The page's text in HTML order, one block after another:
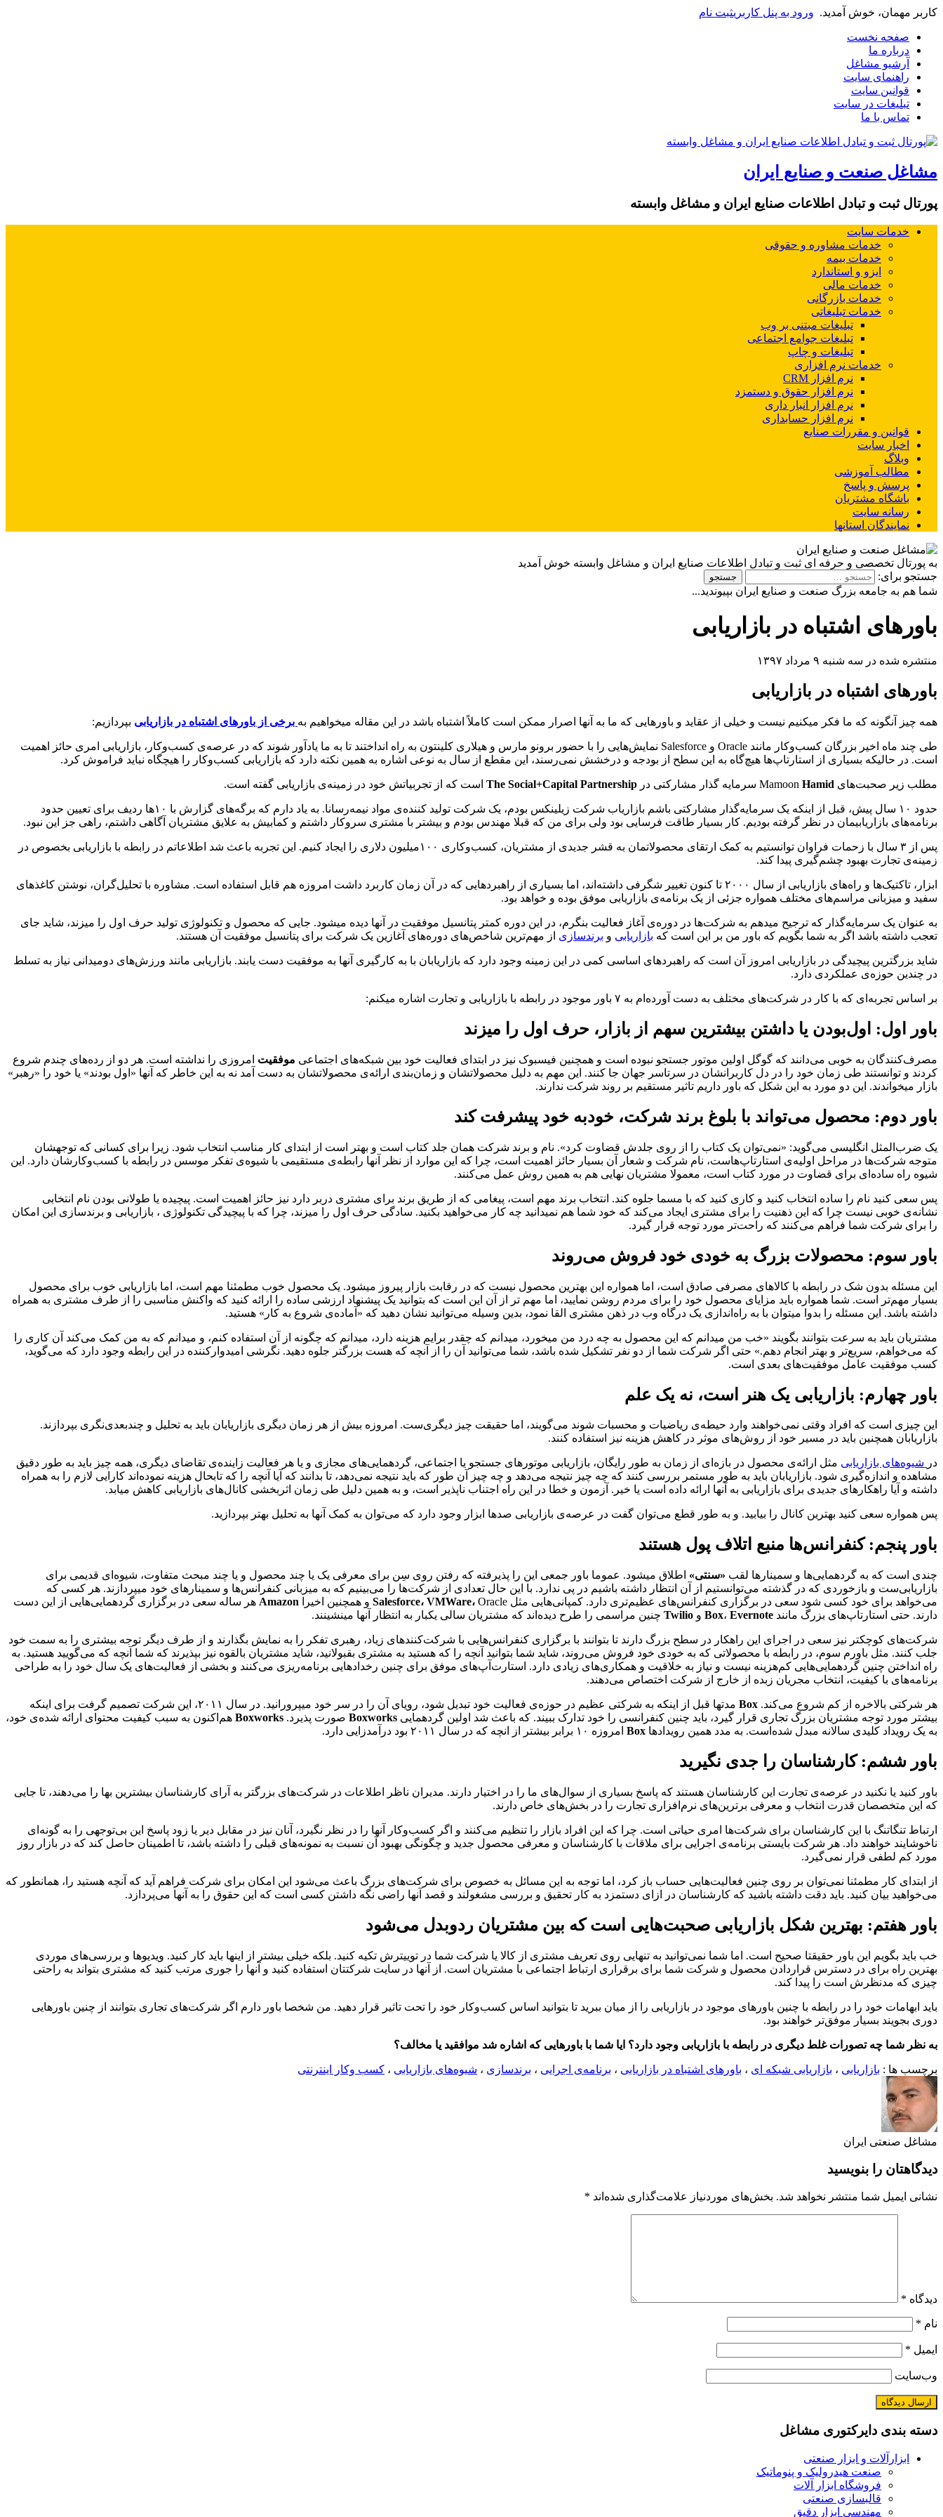
کاربر مهمان، خوش آمدید. ورود به پنل کاربریثبت نام
صفحه نخست
درباره ما
آرشیو مشاغل
راهنمای سایت
قوانین سایت
تبلیغات در سایت
تماس با ما
مشاغل صنعت و صنایع ایران
پورتال ثبت و تبادل اطلاعات صنایع ایران و مشاغل وابسته
خدمات سایت
خدمات مشاوره و حقوقی
خدمات بیمه
ایزو و استاندارد
خدمات مالی
خدمات بازرگانی
خدمات تبلیغاتی
تبلیغات مبتنی بر وب
تبلیغات جوامع اجتماعی
تبلیغات و چاپ
خدمات نرم افزاری
نرم افزار CRM
نرم افزار حقوق و دستمزد
نرم افزار انبار داری
نرم افزار حسابداری
قوانین و مقررات صنایع
اخبار سایت
وبلاگ
مطالب آموزشی
پرسش و پاسخ
باشگاه مشتریان
رسانه سایت
نمایندگان استانها
به پورتال تخصصی و حرفه ای ثبت و تبادل اطلاعات صنایع ایران و مشاغل وابسته خوش آمدید
جستجو برای:
شما هم به جامعه بزرگ صنعت و صنایع ایران بپیوندید...
باورهای اشتباه در بازاریابی
منتشره شده در سه شنبه ۹ مرداد ۱۳۹۷
باورهای اشتباه در بازاریابی
همه چیز آنگونه که ما فکر میکنیم نیست و خیلی از عقاید و باورهایی که ما به آنها اصرار ممکن است کاملاً اشتباه باشد در این مقاله میخواهیم به برخی از باورهای اشتباه در بازاریابی بپردازیم:
طی چند ماه اخیر بزرگان کسب‌وکار مانند Oracle و Salesforce نمایش‌هایی را با حضور برونو مارس و هیلاری کلینتون به راه انداختند تا به ما یادآور شوند که در عرصه‌ی کسب‌وکار، بازاریابی امری حائز اهمیت
است. در حالیکه بسیاری از استارتاپ‌ها هیچ‌گاه به این سطح از بودجه و درخشش نمی‌رسند، این مقطع از سال به نوعی اشاره به همین نکته دارد که بازاریابی کسب‌وکار را هیچگاه نباید فراموش کرد.
مطلب زیر صحبت‌های Mamoon Hamid سرمایه گذار مشارکتی در Partnership است که از تجربیاتش خود در زمینه‌ی بازاریابی گفته است.
حدود ۱۰ سال پیش، قبل از اینکه یک سرمایه‌گذار مشارکتی باشم بازاریاب شرکت زیلینکس بودم، یک شرکت تولید کننده‌ی مواد نیمه‌رسانا. به یاد دارم که برگه‌های گزارش‌ با ۱۰ها ردیف برای تعیین حدود
برنامه‌های بازاریابیمان در نظر گرفته بودیم. کار بسیار طاقت فرسایی بود ولی برای من که قبلا مهندس بودم و بیشتر با مشتری سروکار داشتم و کمابیش به علایق مشتریان آگاهی داشتم، راهی جز این نبود.
پس از ۳ سال با زحمات فراوان توانستیم به کمک ارتقای محصولاتمان به قشر جدیدی از مشتریان، کسب‌وکاری ۱۰۰میلیون دلاری را ایجاد کنیم. این تجربه باعث شد اطلاعاتم در رابطه با بازاریابی بخصوص در
زمینه‌ی تجارت بهبود چشم‌گیری پیدا کند.
ابزار، تاکتیک‌ها و راه‌های بازاریابی از سال ۲۰۰۰ تا کنون تغییر شگرفی داشته‌اند، اما بسیاری از راهبردهایی که در آن زمان کاربرد داشت امروزه هم قابل استفاده است. مشاوره با تحلیل‌گران، نوشتن کاغذهای
سفید و میزبانی مراسم‌های مختلف همواره جزئی از یک برنامه‌ی بازاریابی موفق بوده و خواهد بود.
به عنوان یک سرمایه‌گذار که ترجیح میدهم به شرکت‌ها در دوره‌ی آغاز فعالیت بنگرم، در این دوره کمتر پتانسیل موفقیت در آنها دیده میشود. جایی که محصول و تکنولوژی تولید حرف اول را میزند، شاید جای
تعجب داشته باشد اگر به شما بگویم که باور من بر این است که بازاریابی و برندسازی از مهم‌ترین شاخص‌های دوره‌های آغازین یک شرکت برای پتانسیل موفقیت آن هستند.
شاید بزرگترین پیچیدگی در بازاریابی امروز آن است که راهبردهای اساسی کمی در این زمینه وجود دارد که بازاریابان با به کارگیری آنها به موفقیت دست یابند. بازاریابی مانند ورزش‌های دومیدانی نیاز به تسلط
در چندین حوزه‌ی عملکردی دارد.
بر اساس تجربه‌ای که با کار در شرکت‌های مختلف به دست آورده‌ام به ۷ باور موجود در رابطه با بازاریابی و تجارت اشاره میکنم:
باور اول: اول‌بودن یا داشتن بیشترین سهم از بازار، حرف اول را میزند
مصرف‌کنندگان به خوبی می‌دانند که گوگل اولین موتور جستجو نبوده است و همچنین فیسبوک نیز در ابتدای فعالیت خود بین شبکه‌های اجتماعی موفقیت امروزی را نداشته است. هر دو از رده‌های چندم شروع
کردند و توانستند طی زمان خود را در دل کاربرانشان در سرتاسر جهان جا کنند. این مهم به دلیل محصولاتشان و زمان‌بندی ارائه‌ی محصولاتشان به دست آمد نه به این خاطر که آنها «اول بودند» یا خود را «رهبر»
بازار میخواندند. این دو مورد به این شکل که باور داریم تاثیر مستقیم بر روند شرکت ندارند.
باور دوم: محصول می‌تواند با بلوغ برند شرکت، خودبه خود پیشرفت کند
یک ضرب‌المثل انگلیسی می‌گوید: «نمی‌توان یک کتاب را از روی جلدش قضاوت کرد». نام و برند شرکت همان جلد کتاب است و بهتر است از ابتدای کار مناسب انتخاب شود. زیرا برای کسانی که توجهشان
متوجه شرکت‌ها در مراحل اولیه‌ی استارتاپ‌هاست، نام شرکت و شعار آن بسیار حائز اهمیت است، چرا که این موارد از نظر آنها رابطه‌ی مستقیمی با شیوه‌ی تفکر موسس در رابطه با کسب‌وکارشان دارد. این
شیوه راه ساده‌ای برای قضاوت در مورد کتاب است، معمولا مشتریان نهایی هم به همین روش عمل می‌کنند.
پس سعی کنید نام را ساده انتخاب کنید و کاری کنید که با مسما جلوه کند. انتخاب برند مهم است، پیغامی که از طریق برند برای مشتری دربر دارد نیز حائز اهمیت است. پیچیده یا طولانی بودن نام انتخابی
نشانه‌ی خوبی نیست چرا که این ذهنیت را برای مشتری ایجاد می‌کند که خود شما هم نمیدانید چه کار می‌خواهید بکنید. سادگی حرف اول را میزند، چرا که با پیچیدگی تکنولوژی ، بازاریابی و برندسازی این امکان
را برای شرکت شما فراهم می‌کنند که راحت‌تر مورد توجه قرار گیرد.
باور سوم: محصولات بزرگ به خودی خود فروش می‌روند
این مسئله بدون شک در رابطه با کالاهای مصرفی صادق است، اما همواره این بهترین محصول نیست که در رقابت بازار پیروز میشود. یک محصول خوب مطمئنا مهم است، اما بازاریابی خوب برای محصول
بسیار مهم‌تر است. شما همواره باید مزایای محصول خود را برای مردم روشن نمایید، اما مهم تر از آن این است که بتوانید یک پیشنهاد ارزشی ساده را ارائه کنید که واکنش مناسبی را از طرف مشتری به همراه
داشته باشد. این مسئله را بدوا میتوان با به‌ راه‌اندازی یک درگاه وب در ذهن مشتری القا نمود، بدین وسیله می‌توانید نشان دهید که «آماده‌ی شروع به کار» هستید.
مشتریان باید به سرعت بتوانند بگویند «خب من میدانم که این محصول به چه درد من میخورد، میدانم که چقدر برایم هزینه دارد، میدانم که چگونه از آن استفاده کنم، و میدانم که به من کمک می‌کند آن کاری را
که می‌خواهم، سریع‌تر و بهتر انجام دهم.» حتی اگر شرکت شما از دو نفر تشکیل شده باشد، شما می‌توانید آن را از آنچه که هست بزرگتر جلوه دهید. نگرشی امیدوارکننده در این رابطه وجود دارد که می‌گوید،
کسب موفقیت عامل موفقیت‌های بعدی است.
باور چهارم: بازاریابی یک هنر است، نه یک علم
این چیزی است که افراد وقتی نمی‌خواهند وارد حیطه‌ی ریاضیات و محسبات شوند می‌گویند، اما حقیقت چیز دیگری‌ست. امروزه بیش از هر زمان دیگری بازاریابان باید به تحلیل و چندبعدی‌نگری بپردازند.
بازاریابان همچنین باید در مسیر خود از روش‌های موثر در کاهش هزینه نیز استفاده کنند.
در شیوه‌های بازاریابی مثل ارائه‌ی محصول در بازه‌ای از زمان به طور رایگان، بازاریابی موتورهای جستجو یا اجتماعی، گردهمایی‌های مجازی و یا هر فعالیت زاینده‌ی تقاضای دیگری، همه چیز باید به طور دقیق
مشاهده و اندازه‌گیری شود. بازاریابان باید به طور مستمر بررسی کنند که چه چیز نتیجه می‌دهد و چه چیز آن طور که باید نتیجه نمی‌دهد، تا بدانند که آیا آنچه را که تابحال هزینه نموده‌اند کارایی لازم را به همراه
داشته و آیا راهکارهای جدیدی برای بازاریابی به آنها ارائه داده است یا خیر. آزمون و خطا در این راه اجتناب ناپذیر است، و به همین دلیل طی زمان اثربخشی کانال‌های بازاریابی کاهش میابد.
پس همواره سعی کنید بهترین کانال را بیابید. و به طور قطع می‌توان گفت در عرصه‌ی بازاریابی صدها ابزار وجود دارد که می‌توان به کمک آنها به تحلیل بهتر بپردازید.
باور پنجم: کنفرانس‌ها منبع اتلاف پول هستند
چندی است که به گردهمایی‌ها و سمینارها لقب «سنتی» اطلاق میشود. عموما باور جمعی این را پذیرفته که رفتن روی سِن برای معرفی یک یا چند محصول و یا چند مبحث متفاوت، شیوه‌ای قدیمی برای
بازاریابی‌ست و بازخوردی که در گذشته می‌توانستیم از آن انتظار داشته باشیم در پی ندارد. با این حال تعدادی از شرکت‌ها را می‌بینیم که به میزبانی کنفرانس‌ها و سمینارهای خود میپردازند. هر کسی که
می‌خواهد برای خود کسی شود سعی در برگزاری کنفرانس‌های عظیم‌تری دارد. کمپانی‌هایی مثل
Salesforce، VMWare، Oracle و همچنین اخیرا Amazon هر ساله سعی در برگزاری گردهمایی‌هایی از این دست
دارند. حتی استارتاپ‌های بزرگ مانند
Box، Evernote و Twilio چنین مراسمی را طرح دیده‌اند که مشتریان سالی یکبار به انتظار آنها مینشینند.
شرکت‌های کوچکتر نیز سعی در اجرای این راهکار در سطح بزرگ دارند تا بتوانند با برگزاری کنفرانس‌هایی با شرکت‌کنندهای زیاد، رهبری تفکر را به نمایش بگذارند و از طرف دیگر توجه بیشتری را به سمت خود
جلب کنند. مثل باورم سوم، در رابطه با محصولاتی که به خودی خود فروش می‌روند، شاید شما بتوانید آنچه را که هستید به مشتری بقبولانید، شاید مشتریان بالقوه نیز بپذیرند که شما آنچه که می‌گویید هستید. به
راه انداختن چنین گردهمایی‌هایی کم‌هزینه نیست و نیاز به خلاقیت و همکاری‌های زیادی دارد. استارت‌آپ‌های موفق برای چنین رخدادهایی برنامه‌ریزی می‌کنند و بخشی از فعالیت‌های یک سال خود را به طراحی
برنامه‌های با کیفیت، انتخاب مجریان زبده از خارج از شرکت اختصاص می‌دهند.
هر شرکتی بالاخره از کم شروع می‌کند. Box
مدتها قبل از اینکه به شرکتی عظیم در حوزه‌ی فعالیت خود تبدیل شود، رویای آن را در سر خود میپرورانید. در سال ۲۰۱۱، این شرکت تصمیم گرفت برای اینکه
بیشتر مورد توجه مشتریان بزرگ تجاری قرار گیرد، باید چنین کنفرانسی را خود تدارک ببیند. که باعث شد اولین گردهمایی Boxworks صورت پذیرد. Boxworks هم‌اکنون به سبب کیفیت محتوای ارائه شده‌ی خود،
به یک رویداد کلیدی سالانه مبدل شده‌است. به مدد همین رویدادها Box امروزه ۱۰ برابر بیشتر از انچه که در سال ۲۰۱۱ بود درآمدزایی دارد.
باور ششم: کارشناسان را جدی نگیرید
باور کنید یا نکنید در عرصه‌ی تجارت این کارشناسان هستند که پاسخ بسیاری از سوال‌های ما را در اختیار دارند. مدیران ناظر اطلاعات در شرکت‌های بزرگتر به آرای کارشناسان بیشترین بها را می‌دهند، تا جایی
که این متخصصان قدرت انتخاب و معرفی برترین‌های نرم‌افزاری تجارت را در بخش‌های خاص دارند.
ارتباط تنگاتنگ با این کارشناسان برای شرکت‌ها امری حیاتی است. چرا که این افراد بازار را تنظیم می‌کنند و اگر کسب‌وکار آنها را در نظر نگیرد، آنان نیز در مقابل دیر یا زود پاسخ این بی‌توجهی را به گونه‌ای
ناخوشایند خواهند داد. هر شرکت بایستی برنامه‌ی اجرایی برای ملاقات با کارشناسان و معرفی محصول جدید و چگونگی بهبود آن نسبت به نمونه‌های قبلی را داشته باشد، تا اطمینان حاصل کند که در بازار روز
مورد کم‌ لطفی قرار نمی‌گیرد.
از ابتدای کار مطمئنا نمی‌توان بر روی چنین فعالیت‌هایی حساب باز کرد، اما توجه به این مسائل به خصوص برای شرکت‌های بزرگ باعث می‌شود این امکان برای شرکت فراهم آید که آنچه هستید را، همانطور که
می‌خواهید بیان کنید. باید دقت داشته باشید که کارشناسان در ازای دستمزد به کار تحقیق و بررسی مشغولند و قصد آنها راضی نگه داشتن کسی است که این حقوق را به آنها می‌پردازد.
باور هفتم: بهترین شکل بازاریابی صحبت‌هایی است که بین مشتریان ردوبدل می‌شود
خب باید بگویم این باور حقیقتا صحیح است. اما شما نمی‌توانید به تنهایی روی تعریف مشتری از کالا یا شرکت شما در توییترش تکیه کنید. بلکه خیلی بیشتر از این‍ها باید کار کنید. ویدیوها و بررسی‌های موردی
بهترین راه برای در دسترس قراردادن محصول و شرکت شما برای برقراری ارتباط اجتماعی با مشتریان است. از آنها در سایت شرکتتان استفاده کنید و آنها را جوری مرتب کنید که مشتری بتواند به راحتی
چیزی که مدنظرش است را پیدا کند.
باید ابهامات خود را در رابطه با چنین باورهای موجود در بازاریابی را از میان ببرید تا بتوانید اساس کسب‌وکار خود را تحت تاثیر قرار دهید. من شخصا باور دارم اگر شرکت‌های تجاری بتوانند از چنین باورهایی
دوری بجویند بسیار موفق‌تر خواهند بود.
به نظر شما چه تصورات غلط دیگری در رابطه با بازاریابی وجود دارد؟ ایا شما با باورهایی که اشاره شد موافقید یا مخالف؟
برچسب ها : بازاریابی ، بازاریابی شبکه ای ، باورهای اشتباه در بازاریابی ، برنامه‌ی اجرایی ، برندسازی ، شیوه‌های بازاریابی ، کسب وکار اینترنتی
مشاغل صنعتی ایران
دیدگاهتان را بنویسید
نشانی ایمیل شما منتشر نخواهد شد. بخش‌های موردنیاز علامت‌گذاری شده‌اند *
دیدگاه *
نام *
ایمیل *
وب‌سایت
دسته بندی دایرکتوری مشاغل
ابزارآلات و ابزار صنعتی
صنعت هیدرولیک و پنوماتیک
فروشگاه ابزار آلات
قالبسازی صنعتی
مهندسی ابزار دقیق